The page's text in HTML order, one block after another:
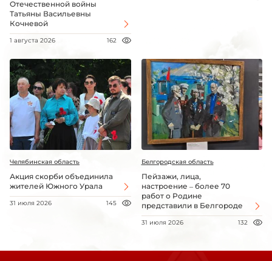
Отечественной войны
Татьяны Васильевны
Кочневой
1 августа 2026 162
Челябинская область
Акция скорби объединила
жителей Южного Урала
31 июля 2026 145
Белгородская область
Пейзажи, лица,
настроение – более 70
работ о Родине
представили в Белгороде
31 июля 2026 132